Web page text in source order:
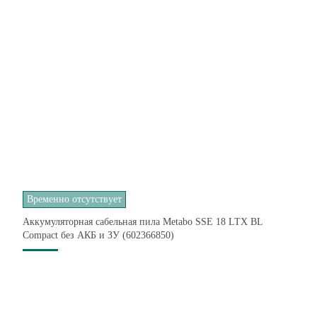
Временно отсутствует
Аккумуляторная сабельная пила Metabo SSE 18 LTX BL
Compact без АКБ и ЗУ (602366850)